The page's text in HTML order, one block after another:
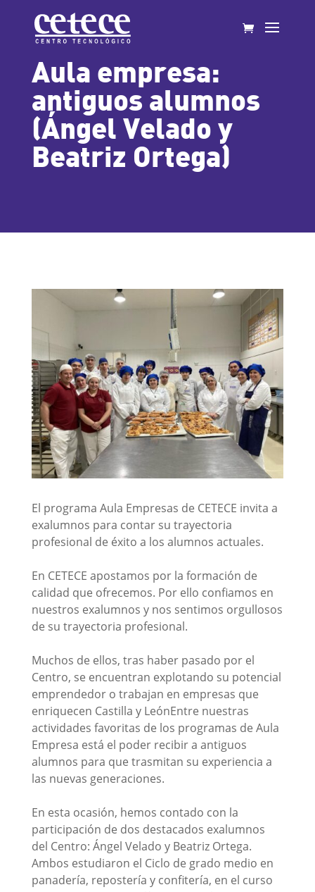
Aula empresa:
antiguos alumnos
(Ángel Velado y
Beatriz Ortega)
El programa Aula Empresas de CETECE invita a
exalumnos para contar su trayectoria
profesional de éxito a los alumnos actuales.
En CETECE apostamos por la formación de
calidad que ofrecemos. Por ello confiamos en
nuestros exalumnos y nos sentimos orgullosos
de su trayectoria profesional.
Muchos de ellos, tras haber pasado por el
Centro, se encuentran explotando su potencial
emprendedor o trabajan en empresas que
enriquecen Castilla y LeónEntre nuestras
actividades favoritas de los programas de Aula
Empresa está el poder recibir a antiguos
alumnos para que trasmitan su experiencia a
las nuevas generaciones.
En esta ocasión, hemos contado con la
participación de dos destacados exalumnos
del Centro: Ángel Velado y Beatriz Ortega.
Ambos estudiaron el Ciclo de grado medio en
panadería, repostería y confitería, en el curso